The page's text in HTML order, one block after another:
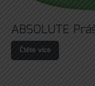
ABSOLUTE
Čtěte více